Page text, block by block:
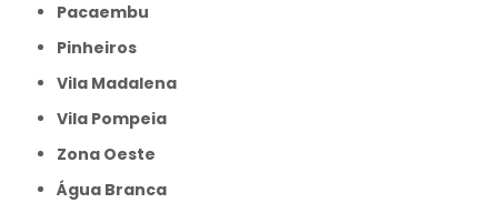
Pacaembu
Pinheiros
Vila Madalena
Vila Pompeia
Zona Oeste
Água Branca